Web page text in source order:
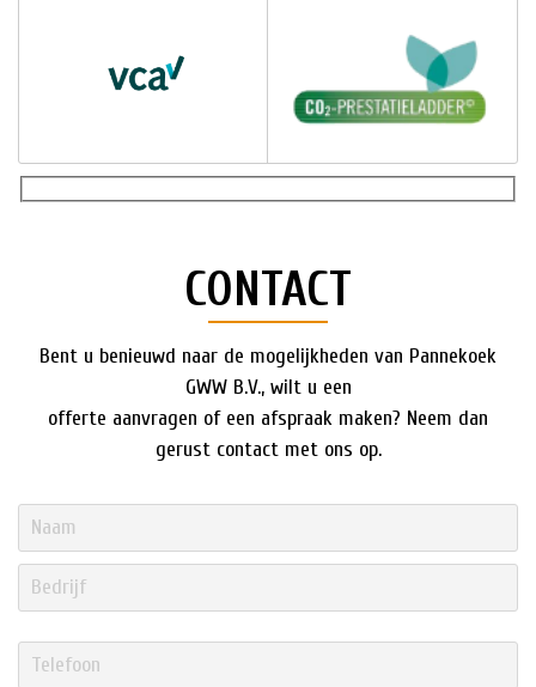
CONTACT
Bent u benieuwd naar de mogelijkheden van Pannekoek
GWW B.V., wilt u een
offerte aanvragen of een afspraak maken? Neem dan
gerust contact met ons op.